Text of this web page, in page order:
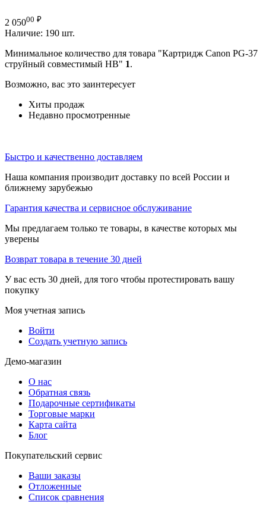
2 05000 ₽
Наличие: 190 шт.
Минимальное количество для товара "Картридж Canon PG-37
струйный совместимый HB" 1.
Возможно, вас это заинтересует
Хиты продаж
Недавно просмотренные
Быстро и качественно доставляем
Наша компания производит доставку по всей России и
ближнему зарубежью
Гарантия качества и сервисное обслуживание
Мы предлагаем только те товары, в качестве которых мы
уверены
Возврат товара в течение 30 дней
У вас есть 30 дней, для того чтобы протестировать вашу
покупку
Моя учетная запись
Войти
Создать учетную запись
Демо-магазин
О нас
Обратная связь
Подарочные сертификаты
Торговые марки
Карта сайта
Блог
Покупательский сервис
Ваши заказы
Отложенные
Список сравнения